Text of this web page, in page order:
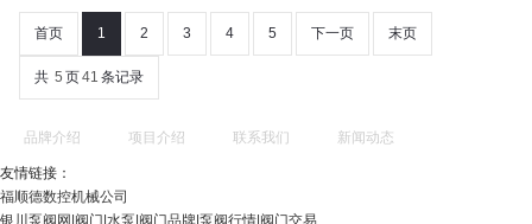
首页 1 2 3 4 5 下一页 末页
共 5 页41 条记录
品牌介绍 项目介绍 联系我们 新闻动态
友情链接：
福顺德数控机械公司
银川泵阀网|阀门|水泵|阀门品牌|泵阀行情|阀门交易